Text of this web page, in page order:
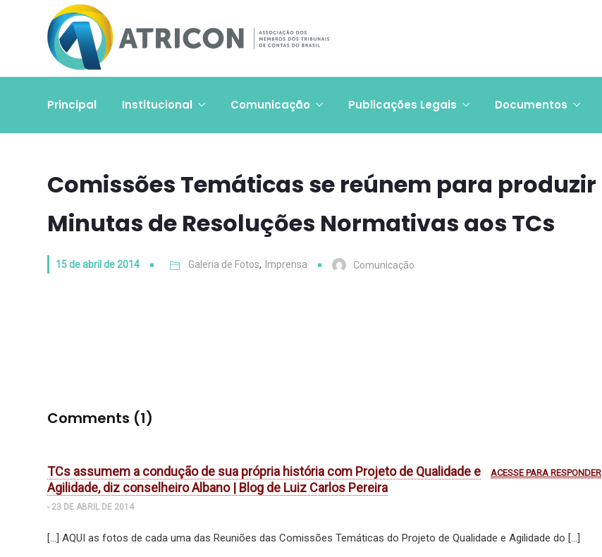
Principal Institucional Comunicação Publicações Legais Documentos
Comissões Temáticas se reúnem para produzir
Minutas de Resoluções Normativas aos TCs
15 de abril de 2014 Galeria de Fotos, Imprensa Comunicação
Comments (1)
ACESSE PARA RESPONDER
TCs assumem a condução de sua própria história com Projeto de Qualidade e
Agilidade, diz conselheiro Albano | Blog de Luiz Carlos Pereira
- 23 DE ABRIL DE 2014
[…] AQUI as fotos de cada uma das Reuniões das Comissões Temáticas do Projeto de Qualidade e Agilidade do […]